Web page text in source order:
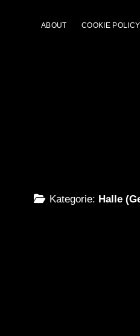
ABOUT COOKIE POLICY
Kategorie: Halle